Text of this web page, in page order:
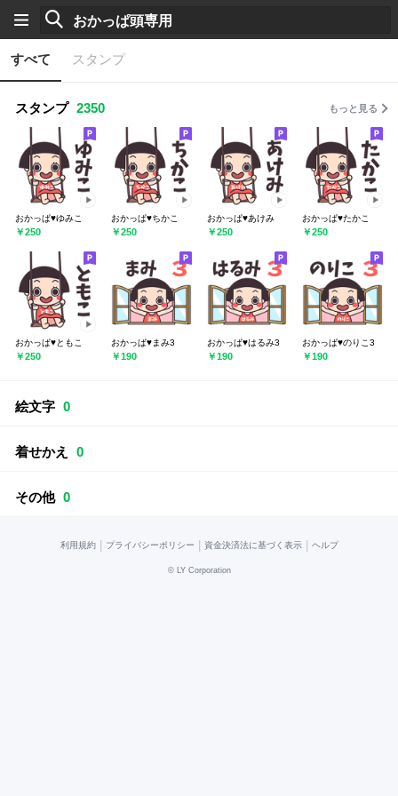
すべて スタンプ
スタンプ 2350 もっと見る
おかっぱ♥ゆみこ
￥250
おかっぱ♥ちかこ
￥250
おかっぱ♥あけみ
￥250
おかっぱ♥たかこ
￥250
おかっぱ♥ともこ
￥250
おかっぱ♥まみ3
￥190
おかっぱ♥はるみ3
￥190
おかっぱ♥のりこ3
￥190
絵文字 0
着せかえ 0
その他 0
利用規約 | プライバシーポリシー | 資金決済法に基づく表示 | ヘルプ
© LY Corporation